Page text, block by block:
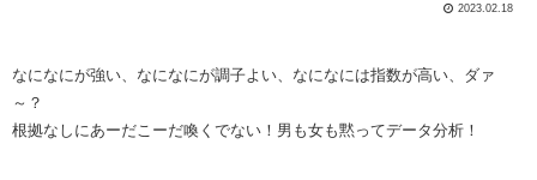
2023.02.18
なになにが強い、なになにが調子よい、なになには指数が高い、ダァ
～？
根拠なしにあーだこーだ喚くでない！男も女も黙ってデータ分析！